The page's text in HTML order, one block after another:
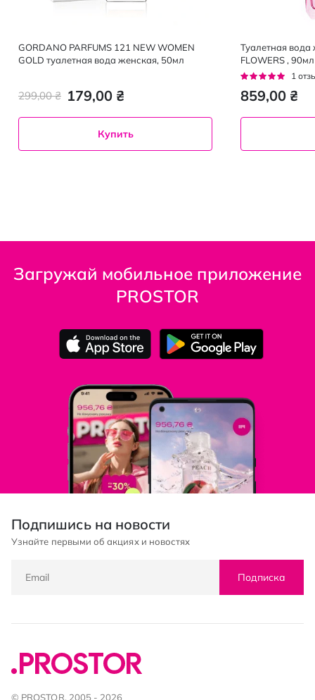
GORDANO PARFUMS 121 NEW WOMEN
GOLD туалетная вода женская, 50мл
179,00 ₴
299,00 ₴
Купить
Туалетная вода
FLOWERS , 90мл
Рейтинг:
1
859,00 ₴
Загружай мобильное приложение
PROSTOR
Подпишись на новости
Узнайте первыми об акциях и новостях
Подписка
© PROSTOR, 2005 - 2026